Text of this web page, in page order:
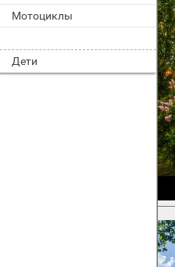
Мотоциклы
Дети